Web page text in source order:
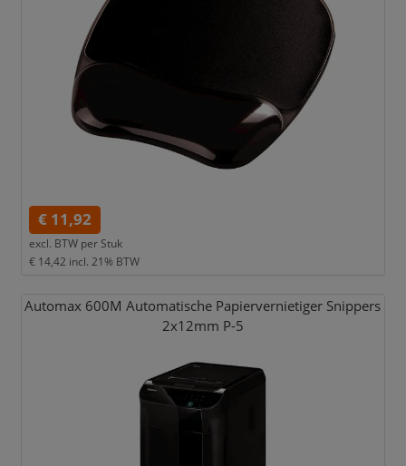
€ 11,92
excl. BTW per Stuk
€ 14,42 incl. 21% BTW
Automax 600M Automatische Papiervernietiger Snippers
2x12mm P-5